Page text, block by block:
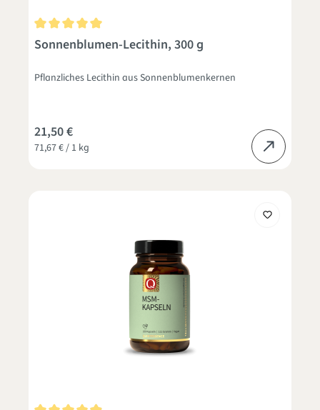
Durchschnittliche Bewertung von 5 von 5 Sternen
Sonnenblumen-Lecithin, 300 g
Pflanzliches Lecithin aus Sonnenblumenkernen
71,67 € / 1 kg
21,50 €